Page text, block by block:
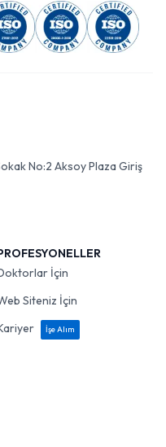
No:2 Aksoy Plaza Giriş
İçin
Siteniz İçin
İşe Alım